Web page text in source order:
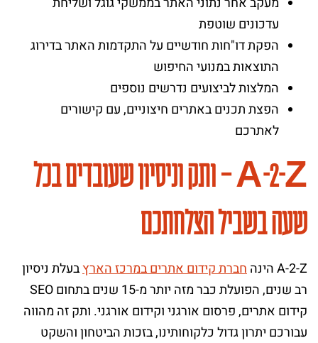
עדכונים שוטפת
הפקת דו"חות חודשיים על התקדמות האתר בדירוג
התוצאות במנועי החיפוש
המלצות לביצועים נדרשים נוספים
הפצת תכנים באתרים חיצוניים, עם קישורים
לאתרכם
A-2-Z – ותק וניסיון שעובדים בכל
שעה בשביל הצלחתכם
A-2-Z הינה חברת קידום אתרים במרכז הארץבעלת ניסיון
רב שנים, הפועלת כבר מזה יותר מ-15 שנים בתחום SEO
קידום אתרים, פרסום אורגני וקידום אורגני. ותק זה מהווה
עבורכם יתרון גדול כלקוחותינו, בזכות הביטחון והשקט